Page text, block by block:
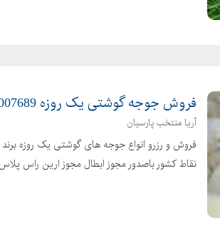
فروش جوجه گوشتی یک روزه 09131007689
آریا منتخب پارسیان
فروش و رزرو انواع جوجه های گوشتی یک روزه
نقاط کشور باصدور مجوز ابطال مجوز ارین راس